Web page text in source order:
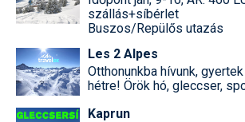
szállás+síbérlet
Buszos/Repülős utazás
Les 2 Alpes
Otthonunkba hívunk,
hétre! Örök hó, gleccser,
Kaprun